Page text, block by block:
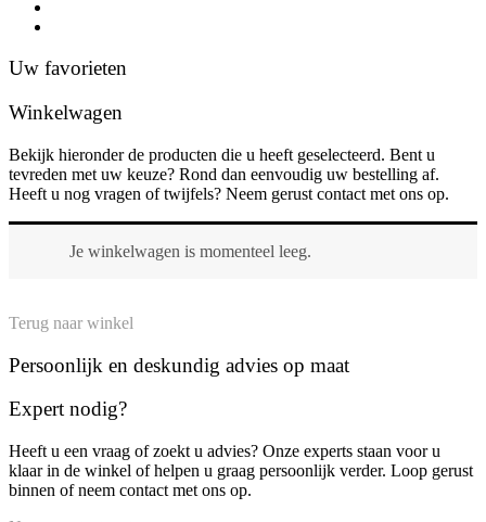
Uw favorieten
Winkelwagen
Bekijk hieronder de producten die u heeft geselecteerd. Bent u
tevreden met uw keuze? Rond dan eenvoudig uw bestelling af.
Heeft u nog vragen of twijfels? Neem gerust contact met ons op.
Je winkelwagen is momenteel leeg.
Terug naar winkel
Persoonlijk en deskundig advies op maat
Expert nodig?
Heeft u een vraag of zoekt u advies? Onze experts staan voor u
klaar in de winkel of helpen u graag persoonlijk verder. Loop gerust
binnen of neem contact met ons op.